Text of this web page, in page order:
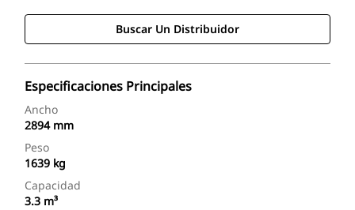
Buscar Un Distribuidor
Especificaciones Principales
Ancho
2894 mm
Peso
1639 kg
Capacidad
3.3 m³